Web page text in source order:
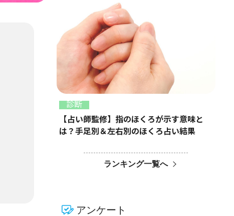
診断
【占い師監修】指のほくろが示す意味と
は？手足別＆左右別のほくろ占い結果
ランキング一覧へ
アンケート